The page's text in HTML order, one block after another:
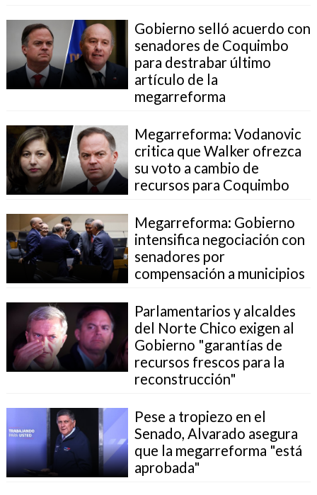
Gobierno selló acuerdo con
senadores de Coquimbo
para destrabar último
artículo de la
megarreforma
Megarreforma: Vodanovic
critica que Walker ofrezca
su voto a cambio de
recursos para Coquimbo
Megarreforma: Gobierno
intensifica negociación con
senadores por
compensación a municipios
Parlamentarios y alcaldes
del Norte Chico exigen al
Gobierno "garantías de
recursos frescos para la
reconstrucción"
Pese a tropiezo en el
Senado, Alvarado asegura
que la megarreforma "está
aprobada"